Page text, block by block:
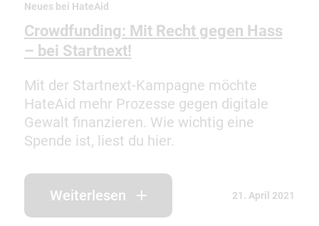
Neues bei HateAid
Crowdfunding: Mit Recht gegen Hass
– bei Startnext!
Mit der Startnext-Kampagne möchte
HateAid mehr Prozesse gegen digitale
Gewalt finanzieren. Wie wichtig eine
Spende ist, liest du hier.
Weiterlesen 21. April 2021